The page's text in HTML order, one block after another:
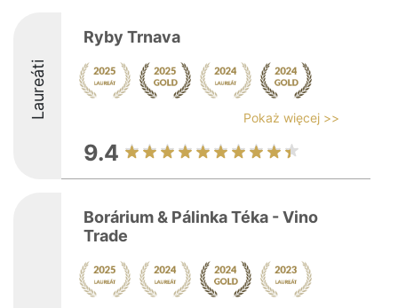
Laureáti
Ryby Trnava
Pokaż więcej >>
9.4
Borárium & Pálinka Téka - Vino
Trade